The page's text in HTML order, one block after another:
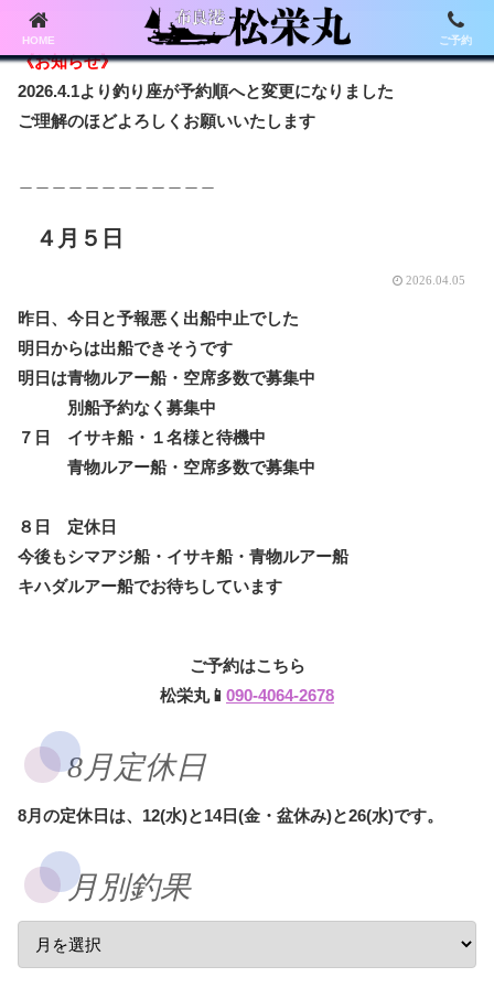
《お知らせ》
2026.4.1より釣り座が予約順へと変更になりました
ご理解のほどよろしくお願いいたします
４月５日
2026.04.05
昨日、今日と予報悪く出船中止でした
明日からは出船できそうです
明日は青物ルアー船・空席多数で募集中
別船予約なく募集中
７日 イサキ船・１名様と待機中
青物ルアー船・空席多数で募集中
８日 定休日
今後もシマアジ船・イサキ船・青物ルアー船
キハダルアー船でお待ちしています
ご予約はこちら
松栄丸📱 090-4064-2678
8月定休日
8月の定休日は、12(水)と14日(金・盆休み)と26(水)です。
月別釣果
HOME ご予約